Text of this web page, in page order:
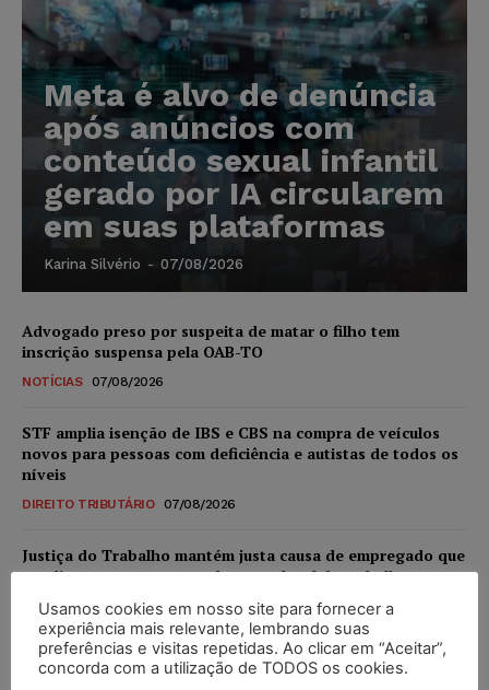
Meta é alvo de denúncia
após anúncios com
conteúdo sexual infantil
gerado por IA circularem
em suas plataformas
Karina Silvério - 07/08/2026
Advogado preso por suspeita de matar o filho tem
inscrição suspensa pela OAB-TO
NOTÍCIAS 07/08/2026
STF amplia isenção de IBS e CBS na compra de veículos
novos para pessoas com deficiência e autistas de todos os
níveis
DIREITO TRIBUTÁRIO 07/08/2026
Justiça do Trabalho mantém justa causa de empregado que
vendia canetas emagrecedoras no local de trabalho
NOTÍCIAS 07/08/2026
Justiça de SP decreta prisão de suspeito investigado na
morte de advogado
Usamos cookies em nosso site para fornecer a
experiência mais relevante, lembrando suas
preferências e visitas repetidas. Ao clicar em “Aceitar”,
concorda com a utilização de TODOS os cookies.